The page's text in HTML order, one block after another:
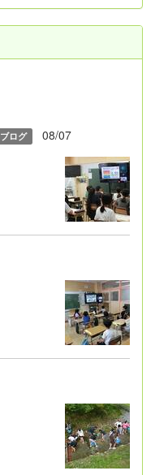
ブログ 08/07